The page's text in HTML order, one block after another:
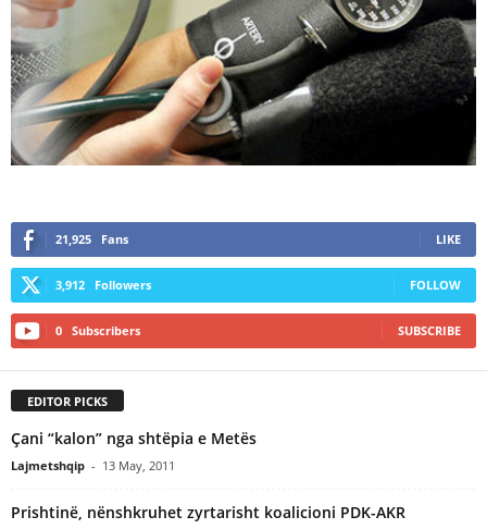
21,925 Fans LIKE
3,912 Followers FOLLOW
0 Subscribers SUBSCRIBE
EDITOR PICKS
Çani “kalon” nga shtëpia e Metës
Lajmetshqip - 13 May, 2011
Prishtinë, nënshkruhet zyrtarisht koalicioni PDK-AKR